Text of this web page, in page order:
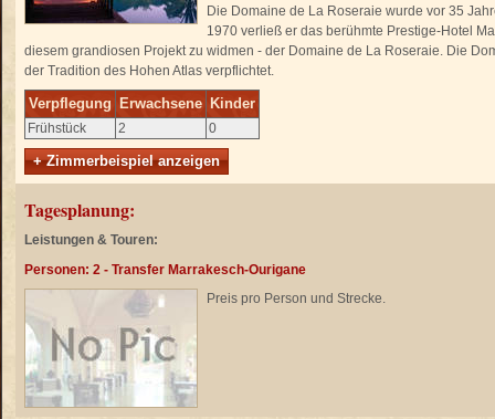
Die Domaine de La Roseraie wurde vor 35
1970 verließ er das berühmte Prestige-Hotel
diesem grandiosen Projekt zu widmen - der Domaine de La Roseraie. Die
der Tradition des Hohen Atlas verpflichtet.
Verpflegung Erwachsene Kinder
Frühstück 2 0
+ Zimmerbeispiel anzeigen
Tagesplanung:
Leistungen & Touren:
Personen: 2 - Transfer Marrakesch-Ourigane
Preis pro Person und Strecke.